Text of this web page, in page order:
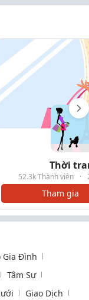
Thời
52.3k Thành viên ·
Tham gia
Gia Đình
Tâm Sự
Giao Dịch